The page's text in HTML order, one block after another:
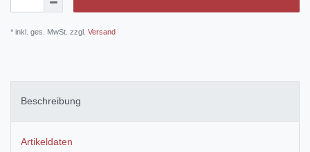
* inkl. ges. MwSt. zzgl. Versand
Beschreibung
Artikeldaten